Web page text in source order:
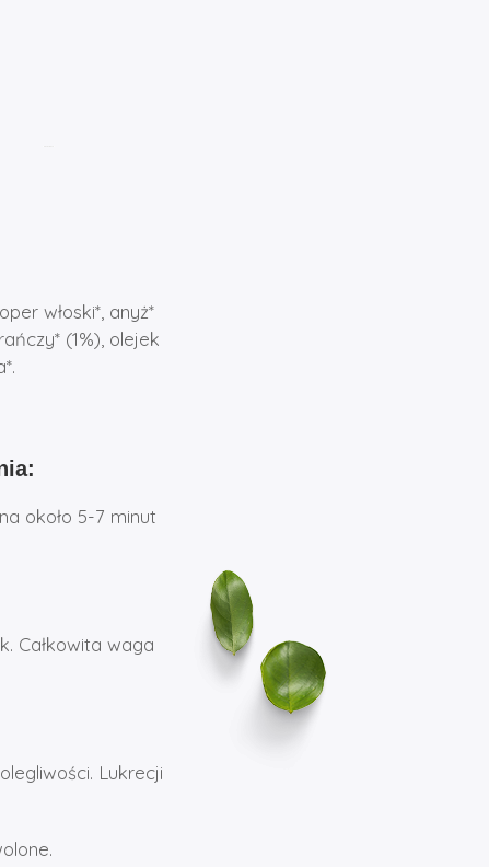
włoski*, anyż*
(1%), olejek
około 5-7 minut
Całkowita waga
Lukrecji